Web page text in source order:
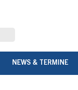
NEWS & TERMINE